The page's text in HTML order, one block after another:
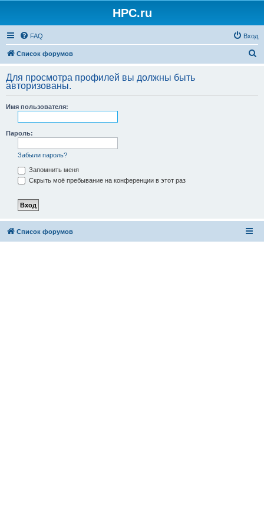
HPC.ru
FAQ Вход
Список форумов
с
Для просмотра профилей вы должны быть
авторизованы.
Имя пользователя:
Пароль:
Забыли пароль?
Запомнить меня
Скрыть моё пребывание на конференции в этот раз
Список форумов